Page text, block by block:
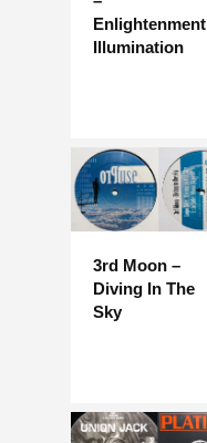
Enlightenment
Illumination
3rd Moon –
Diving In The
Sky